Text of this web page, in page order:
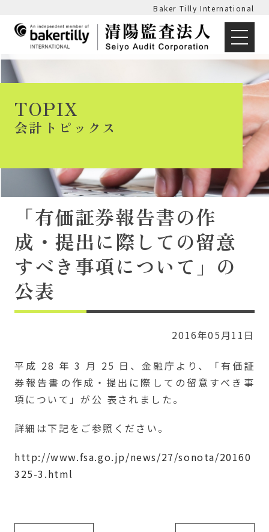
Baker Tilly International
TOPIX
会計トピックス
「有価証券報告書の作
成・提出に際しての留意
すべき事項について」の
公表
2016年05月11日
平成 28 年 3 月 25 日、金融庁より、「有価証
券報告書の作成・提出に際しての留意すべき事
項について」が公 表されました。
詳細は下記をご参照ください。
http://www.fsa.go.jp/news/27/sonota/20160
325-3.html